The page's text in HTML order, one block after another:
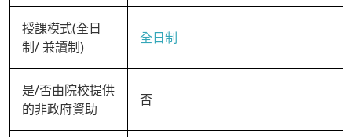
授課模式(全日
制/ 兼讀制)
全日制
是/否由院校提供
的非政府資助
否